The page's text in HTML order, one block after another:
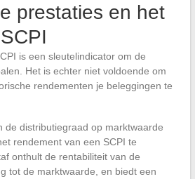
prestaties en het
is een sleutelindicator om de
Het is echter niet voldoende om
rendementen je beleggingen te
de distributiegraad op marktwaarde
rendement van een SCPI te
onthult de rentabiliteit van de
tot de marktwaarde, en biedt een